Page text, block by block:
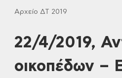
Αρχείο ΔΤ 2019
22/4/2019,
οικοπέδων –